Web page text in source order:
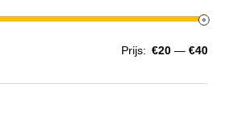
Prijs: €20 — €40